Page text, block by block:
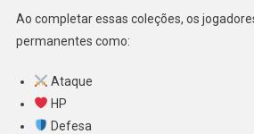
Ao completar essas coleções, os
permanentes como:
Ataque
HP
Defesa